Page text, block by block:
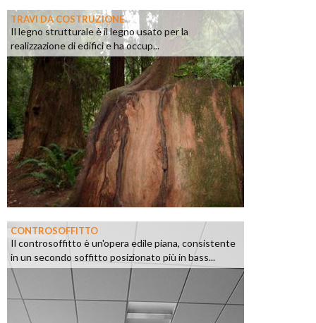
TRAVI DA COSTRUZIONE
Il legno strutturale è il legno usato per la
realizzazione di edifici e ha occup...
CONTROSOFFITTO
Il controsoffitto è un'opera edile piana, consistente
in un secondo soffitto posizionato più in bass...